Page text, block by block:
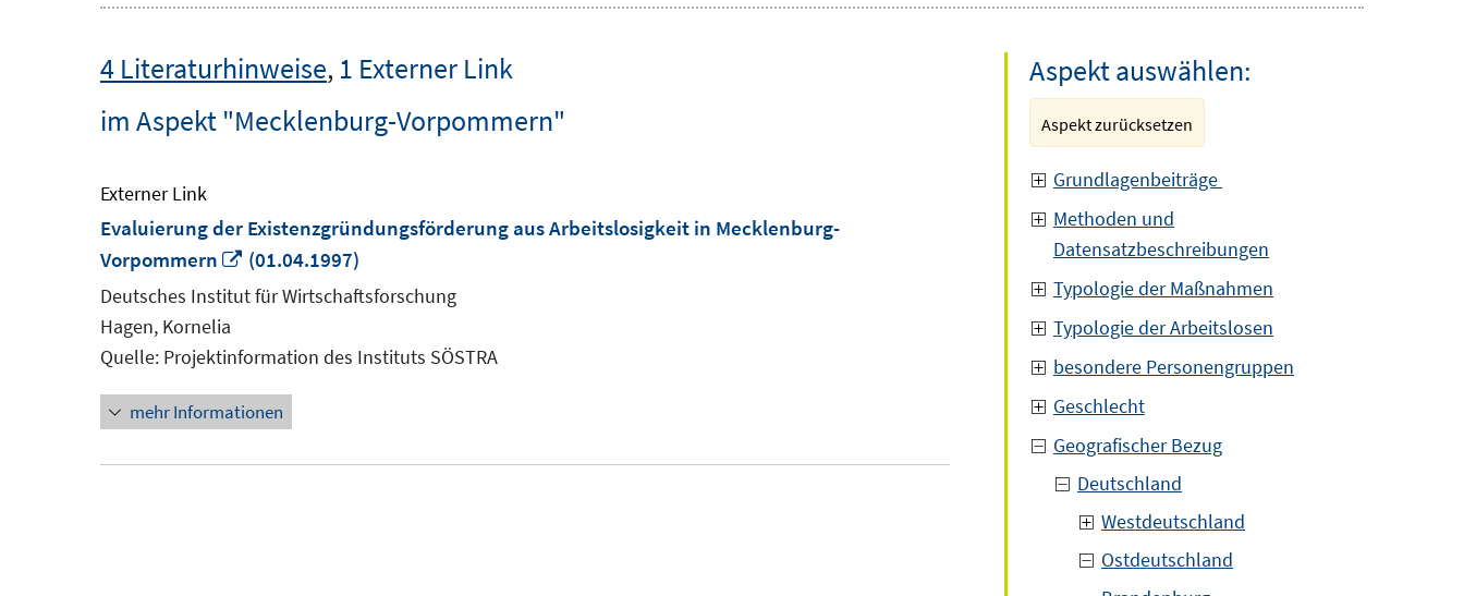
4 Literaturhinweise, 1 Externer Link
im Aspekt "Mecklenburg-Vorpommern"
Externer Link
Evaluierung der Existenzgründungsförderung aus Arbeitslosigkeit in Mecklenburg-
Vorpommern
In
neuem
öffnen
(01.04.1997)
Deutsches Institut für Wirtschaftsforschung
Hagen, Kornelia
Quelle: Projektinformation des Instituts SÖSTRA
mehr Informationen
Aspekt auswählen:
Aspekt zurücksetzen
Grundlagenbeiträge
Methoden und
Datensatzbeschreibungen
Typologie der Maßnahmen
Typologie der Arbeitslosen
besondere Personengruppen
Geschlecht
Geografischer Bezug
Deutschland
Westdeutschland
Ostdeutschland